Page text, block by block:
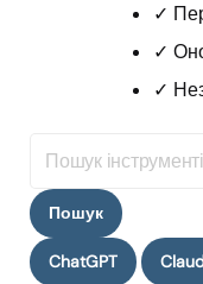
✓
✓
✓
інструментів
Пошук
ChatGPT